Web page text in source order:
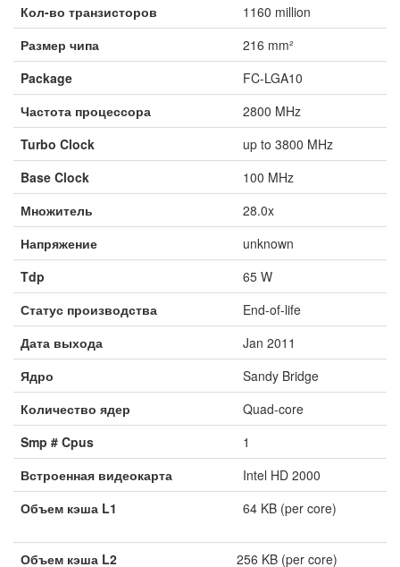
Кол-во транзисторов
1160 million
Размер чипа
216 mm²
Package
FC-LGA10
Частота процессора
2800 MHz
Turbo Clock
up to 3800 MHz
Base Clock
100 MHz
Множитель
28.0x
Напряжение
unknown
Tdp
65 W
Статус производства
End-of-life
Дата выхода
Jan 2011
Ядро
Sandy Bridge
Количество ядер
Quad-core
Smp # Cpus
1
Встроенная видеокарта
Intel HD 2000
Объем кэша L1
64 KB (per core)
Объем кэша L2
256 KB (per core)